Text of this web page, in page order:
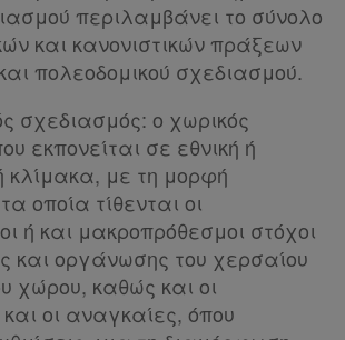
8 [-]
περιλαμβάνει το σύνολο
και κανονιστικών πράξεων
πολεοδομικού σχεδιασμού.
σχεδιασμός: ο χωρικός
εκπονείται σε εθνική ή
κλίμακα, με τη μορφή
οποία τίθενται οι
ή και μακροπρόθεσμοι στόχοι
και οργάνωσης του χερσαίου
χώρου, καθώς και οι
οι αναγκαίες, όπου